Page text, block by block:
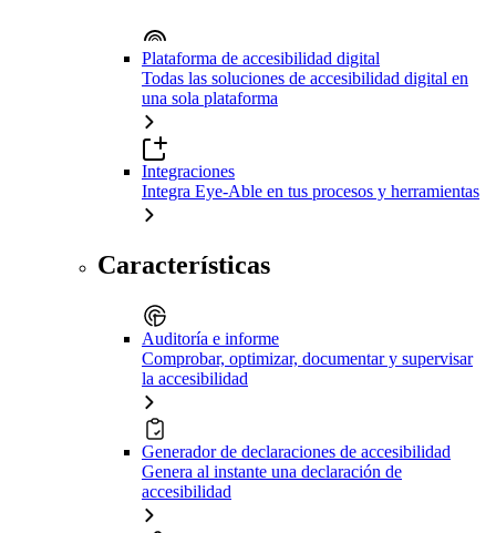
Plataforma de accesibilidad digital
Todas las soluciones de accesibilidad digital en
una sola plataforma
Integraciones
Integra Eye-Able en tus procesos y herramientas
Características
Auditoría e informe
Comprobar, optimizar, documentar y supervisar
la accesibilidad
Generador de declaraciones de accesibilidad
Genera al instante una declaración de
accesibilidad